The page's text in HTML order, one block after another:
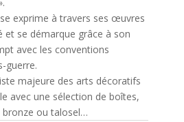
exprime à travers ses œuvres
et se démarque grâce à son
avec les conventions
guerre.
majeure des arts décoratifs
avec une sélection de boîtes,
ou talosel…